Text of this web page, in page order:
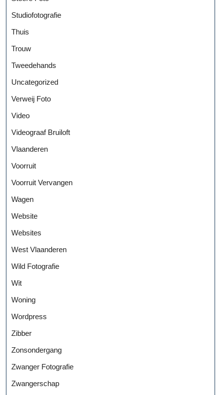
Studiofotografie
Thuis
Trouw
Tweedehands
Uncategorized
Verweij Foto
Video
Videograaf Bruiloft
Vlaanderen
Voorruit
Voorruit Vervangen
Wagen
Website
Websites
West Vlaanderen
Wild Fotografie
Wit
Woning
Wordpress
Zibber
Zonsondergang
Zwanger Fotografie
Zwangerschap